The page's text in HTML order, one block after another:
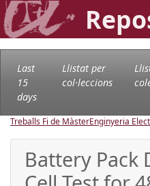
Last
15
days
Llistat per
col·leccions
Treballs Fi de MàsterEnginyeria
Battery Pack